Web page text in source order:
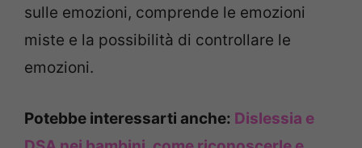
sulle emozioni, comprende le emozioni
miste e la possibilità di controllare le
emozioni.
Potebbe interessarti anche: Dislessia e